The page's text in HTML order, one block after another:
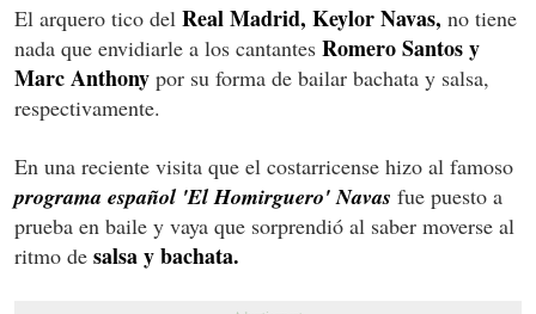
El arquero tico del Real Madrid, Keylor Navas, no tiene
nada que envidiarle a los cantantes Romero Santos y
Marc Anthony por su forma de bailar bachata y salsa,
respectivamente.
En una reciente visita que el costarricense hizo al famoso
programa español 'El Homirguero' Navas fue puesto a
prueba en baile y vaya que sorprendió al saber moverse al
ritmo de salsa y bachata.